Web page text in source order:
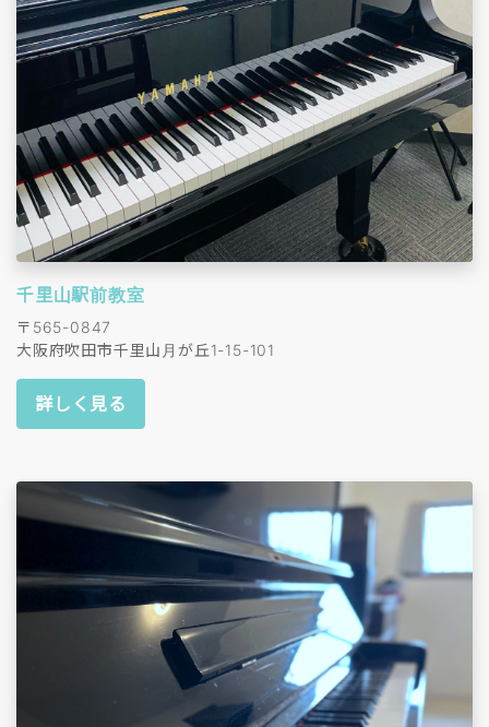
千里山駅前教室
〒565-0847
大阪府吹田市千里山月が丘1-15-101
詳しく見る